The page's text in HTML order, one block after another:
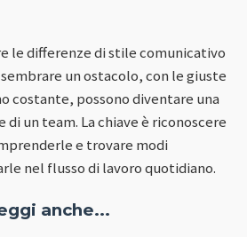
le differenze di stile comunicativo
un ostacolo, con le giuste
costante, possono diventare una
un team. La chiave è riconoscere
e trovare modi
nel flusso di lavoro quotidiano.
anche...